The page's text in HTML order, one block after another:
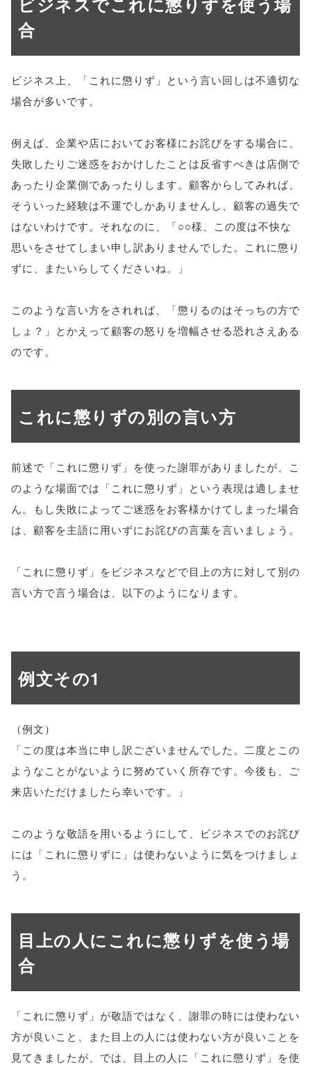
合
ビジネス上、「これに懲りず」という言い回しは不適切な
場合が多いです。
例えば、企業や店においてお客様にお詫びをする場合に、
失敗したりご迷惑をおかけしたことは反省すべきは店側で
あったり企業側であったりします。顧客からしてみれば、
そういった経験は不運でしかありませんし、顧客の過失で
はないわけです。それなのに、「○○様、この度は不快な
思いをさせてしまい申し訳ありませんでした。これに懲り
ずに、またいらしてくださいね。」
このような言い方をされれば、「懲りるのはそっちの方で
しょ？」とかえって顧客の怒りを増幅させる恐れさえある
のです。
これに懲りずの別の言い方
前述で「これに懲りず」を使った謝罪がありましたが、こ
のような場面では「これに懲りず」という表現は適しませ
ん。もし失敗によってご迷惑をお客様かけてしまった場合
は、顧客を主語に用いずにお詫びの言葉を言いましょう。
「これに懲りず」をビジネスなどで目上の方に対して別の
言い方で言う場合は、以下のようになります。
例文その1
（例文）
「この度は本当に申し訳ございませんでした。二度とこの
ようなことがないように努めていく所存です。今後も、ご
来店いただけましたら幸いです。」
このような敬語を用いるようにして、ビジネスでのお詫び
には「これに懲りずに」は使わないように気をつけましょ
う。
目上の人にこれに懲りずを使う場
合
「これに懲りず」が敬語ではなく、謝罪の時には使わない
方が良いこと、また目上の人には使わない方が良いことを
見てきましたが、では、目上の人に「これに懲りず」を使